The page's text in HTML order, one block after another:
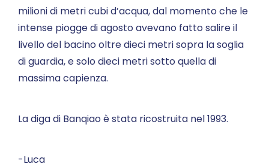
milioni di metri cubi d’acqua, dal momento che le
intense piogge di agosto avevano fatto salire il
livello del bacino oltre dieci metri sopra la soglia
di guardia, e solo dieci metri sotto quella di
massima capienza.
La diga di Banqiao è stata ricostruita nel 1993.
-Luca